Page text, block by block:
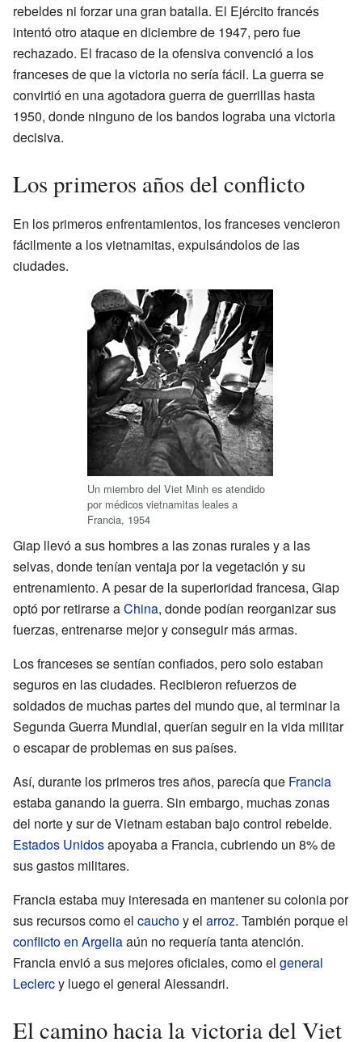
rebeldes ni forzar una gran batalla. El Ejército francés
intentó otro ataque en diciembre de 1947, pero fue
rechazado. El fracaso de la ofensiva convenció a los
franceses de que la victoria no sería fácil. La guerra se
convirtió en una agotadora guerra de guerrillas hasta
1950, donde ninguno de los bandos lograba una victoria
decisiva.
Los primeros años del conflicto
En los primeros enfrentamientos, los franceses vencieron
fácilmente a los vietnamitas, expulsándolos de las
ciudades.
Un miembro del Viet Minh es atendido
por médicos vietnamitas leales a
Francia, 1954
Giap llevó a sus hombres a las zonas rurales y a las
selvas, donde tenían ventaja por la vegetación y su
entrenamiento. A pesar de la superioridad francesa, Giap
optó por retirarse aChina, donde podían reorganizar sus
fuerzas, entrenarse mejor y conseguir más armas.
Los franceses se sentían confiados, pero solo estaban
seguros en las ciudades. Recibieron refuerzos de
soldados de muchas partes del mundo que, al terminar la
Segunda Guerra Mundial, querían seguir en la vida militar
o escapar de problemas en sus países.
Así, durante los primeros tres años, parecía que Francia
estaba ganando la guerra. Sin embargo, muchas zonas
del norte y sur de Vietnam estaban bajo control rebelde.
Estados Unidosapoyaba a Francia, cubriendo un 8% de
sus gastos militares.
Francia estaba muy interesada en mantener su colonia por
sus recursos como el cauchoy el arroz. También porque el
conflicto en Argeliaaún no requería tanta atención.
Francia envió a sus mejores oficiales, como el general
Leclercy luego el general Alessandri.
El camino hacia la victoria del Viet